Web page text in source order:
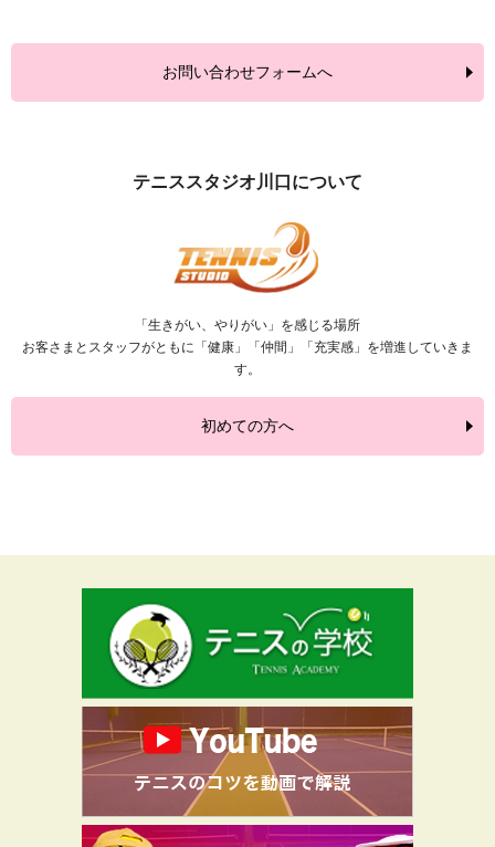
お問い合わせフォームへ
テニススタジオ川口について
「生きがい、やりがい」を感じる場所
お客さまとスタッフがともに「健康」「仲間」「充実感」を増進していきま
す。
初めての方へ